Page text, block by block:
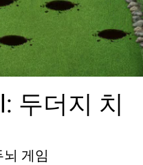
두더지 치
게임